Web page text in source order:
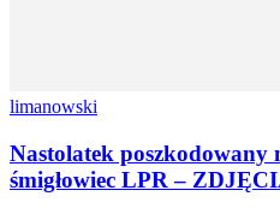
limanowski
Nastolatek poszkodowany
śmigłowiec LPR –